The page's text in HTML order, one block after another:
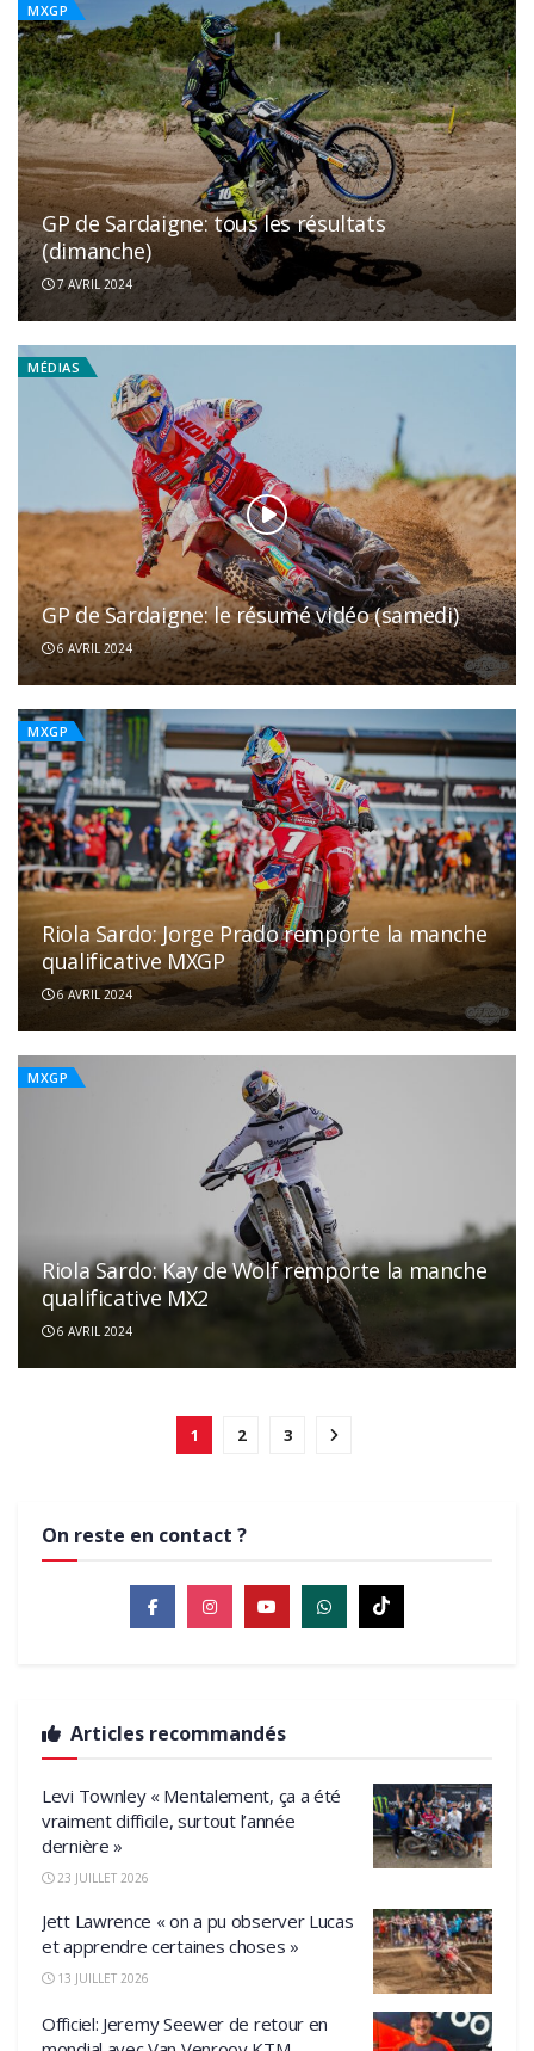
MXGP
GP de Sardaigne: tous les résultats
(dimanche)
7 AVRIL 2024
MÉDIAS
GP de Sardaigne: le résumé vidéo (samedi)
6 AVRIL 2024
MXGP
Riola Sardo: Jorge Prado remporte la manche
qualificative MXGP
6 AVRIL 2024
MXGP
Riola Sardo: Kay de Wolf remporte la manche
qualificative MX2
6 AVRIL 2024
1 2 3
On reste en contact ?
Articles recommandés
Levi Townley « Mentalement, ça a été
vraiment difficile, surtout l’année
dernière »
23 JUILLET 2026
Jett Lawrence « on a pu observer Lucas
et apprendre certaines choses »
13 JUILLET 2026
Officiel: Jeremy Seewer de retour en